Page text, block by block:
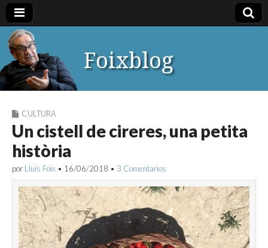
Foixblog
CULTURA
Un cistell de cireres, una petita
història
por Lluís Foix • 16/06/2018 • 3 Comentarios